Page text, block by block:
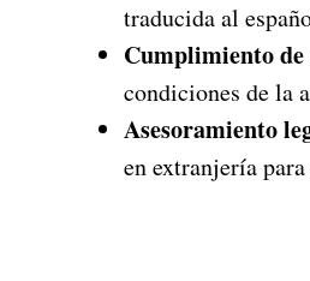
traducida al
Cumplimiento
condiciones de la
Asesoramiento
en extranjería